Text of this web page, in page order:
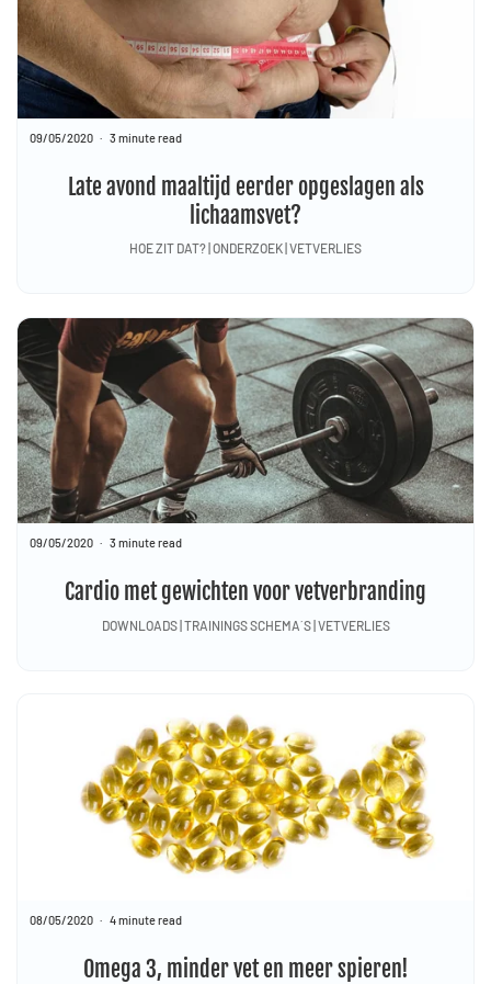
Late avond maaltijd eerder opgeslagen als
lichaamsvet?
09/05/2020 3 minute read
HOE ZIT DAT? | ONDERZOEK | VETVERLIES
Cardio met gewichten voor vetverbranding
09/05/2020 3 minute read
DOWNLOADS | TRAININGS SCHEMA´S | VETVERLIES
Omega 3, minder vet en meer spieren!
08/05/2020 4 minute read